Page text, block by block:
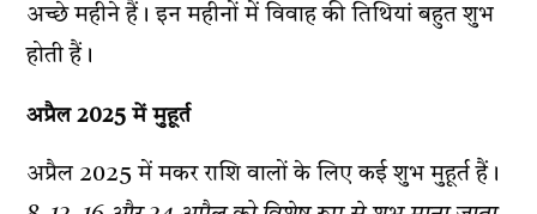
अच्छे महीने हैं। इन महीनों में विवाह की तिथियां बहुत शुभ
होती हैं।
अप्रैल 2025 में मुहूर्त
अप्रैल 2025 में मकर राशि वालों के लिए कई शुभ मुहूर्त हैं।